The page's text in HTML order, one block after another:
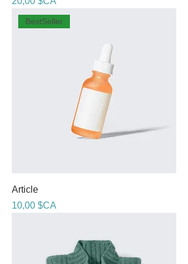
BestSeller
Article
Prix
10,00 $CA